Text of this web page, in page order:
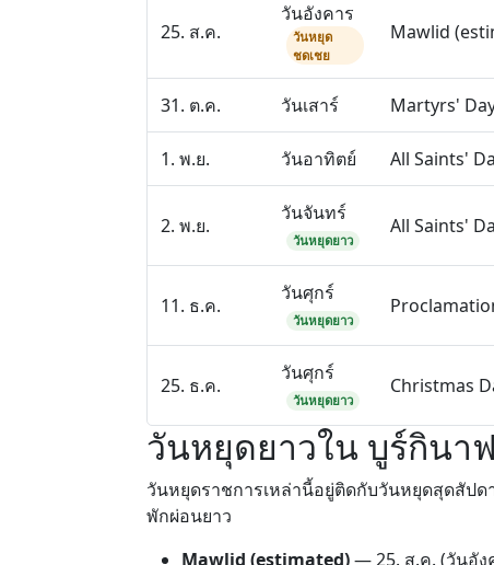
25. ส.ค.
วันอังคาร
วันหยุด
ชดเชย
Mawlid
31. ต.ค. วันเสาร์ Martyrs'
1. พ.ย. วันอาทิตย์ All Saints'
2. พ.ย.
วันจันทร์
วันหยุดยาว
All Saints'
11. ธ.ค.
วันศุกร์
วันหยุดยาว
25. ธ.ค.
วันศุกร์
วันหยุดยาว
Christmas
วันหยุดยาวใน บูร์กินา
วันหยุดราชการเหล่านี้อยู่ติดกับวันหยุดสุดสัปด
พักผ่อนยาว
Mawlid (estimated)—25. ส.ค. (วันอั